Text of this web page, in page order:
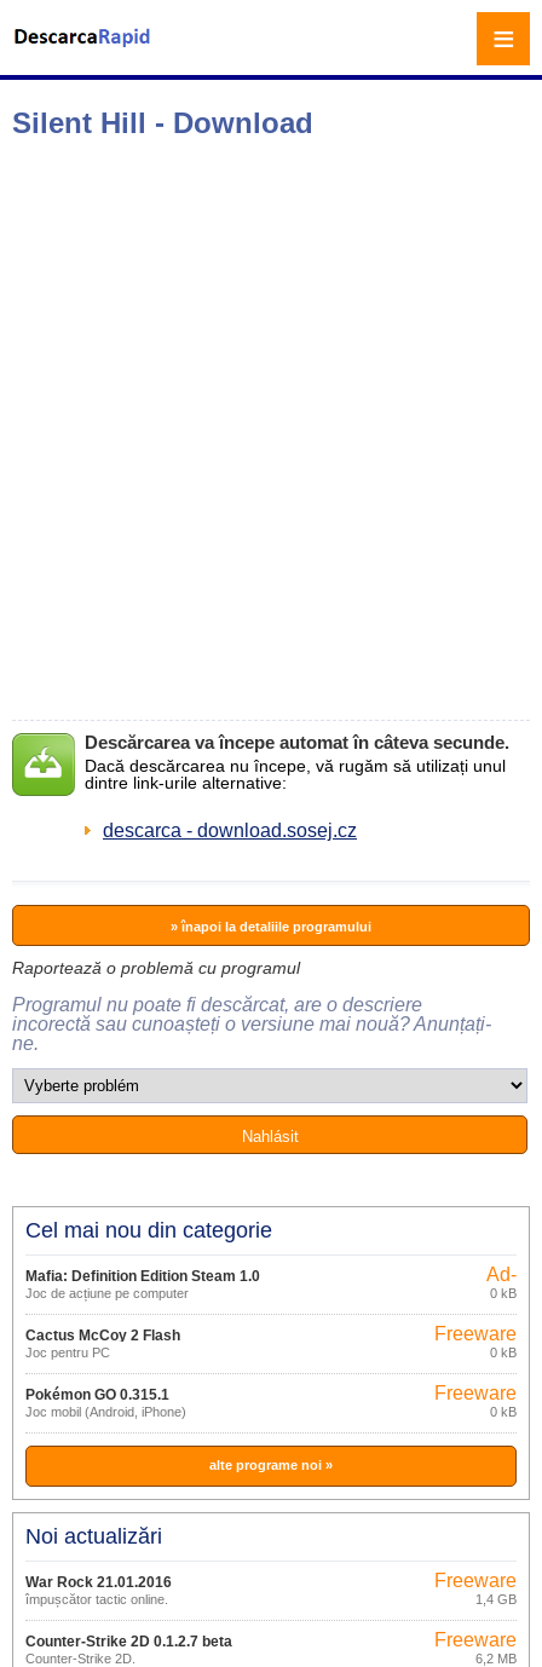
Silent Hill - Download
Descărcarea va începe automat în câteva secunde.
Dacă descărcarea nu începe, vă rugăm să utilizați unul
dintre link-urile alternative:
descarca - download.sosej.cz
» înapoi la detaliile programului
Raportează o problemă cu programul
Programul nu poate fi descărcat, are o descriere
incorectă sau cunoașteți o versiune mai nouă? Anunțați-
ne.
Cel mai nou din categorie
Mafia: Definition Edition Steam 1.0
Joc de acțiune pe computer
Ad-
supported
0 kB
Cactus McCoy 2 Flash
Joc pentru PC
Freeware
0 kB
Pokémon GO 0.315.1
Joc mobil (Android, iPhone)
Freeware
0 kB
alte programe noi »
Noi actualizări
War Rock 21.01.2016
împușcător tactic online.
Freeware
1,4 GB
Counter-Strike 2D 0.1.2.7 beta
Counter-Strike 2D.
Freeware
6,2 MB
≡